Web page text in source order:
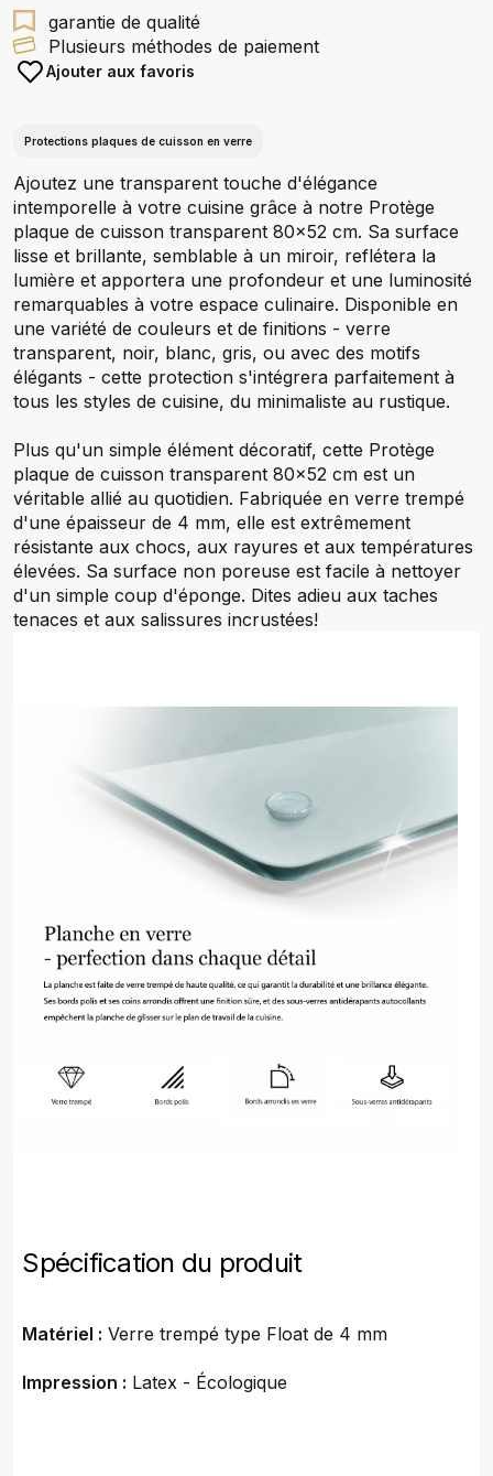
garantie de qualité
Plusieurs méthodes de paiement
Ajouter aux favoris
Protections plaques de cuisson en verre
Ajoutez une transparent touche d'élégance
intemporelle à votre cuisine grâce à notre Protège
plaque de cuisson transparent 80x52 cm. Sa surface
lisse et brillante, semblable à un miroir, reflétera la
lumière et apportera une profondeur et une luminosité
remarquables à votre espace culinaire. Disponible en
une variété de couleurs et de finitions - verre
transparent, noir, blanc, gris, ou avec des motifs
élégants - cette protection s'intégrera parfaitement à
tous les styles de cuisine, du minimaliste au rustique.
Plus qu'un simple élément décoratif, cette Protège
plaque de cuisson transparent 80x52 cm est un
véritable allié au quotidien. Fabriquée en verre trempé
d'une épaisseur de 4 mm, elle est extrêmement
résistante aux chocs, aux rayures et aux températures
élevées. Sa surface non poreuse est facile à nettoyer
d'un simple coup d'éponge. Dites adieu aux taches
tenaces et aux salissures incrustées!
Spécification du produit
Matériel : Verre trempé type Float de 4 mm
Impression : Latex - Écologique